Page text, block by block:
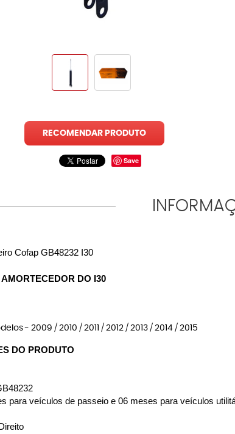
RECOMENDAR PRODUTO
Save
Cofap GB48232 I30
DO I30
- 2009 / 2010 / 2011 / 2012 / 2013 / 2014 / 2015
DO PRODUTO
para veículos de passeio e 06 meses para veículos